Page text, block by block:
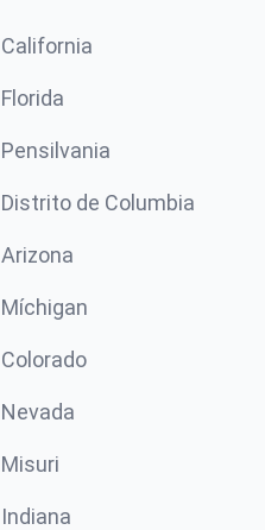
California
Florida
Pensilvania
Distrito de Columbia
Arizona
Míchigan
Colorado
Nevada
Misuri
Indiana